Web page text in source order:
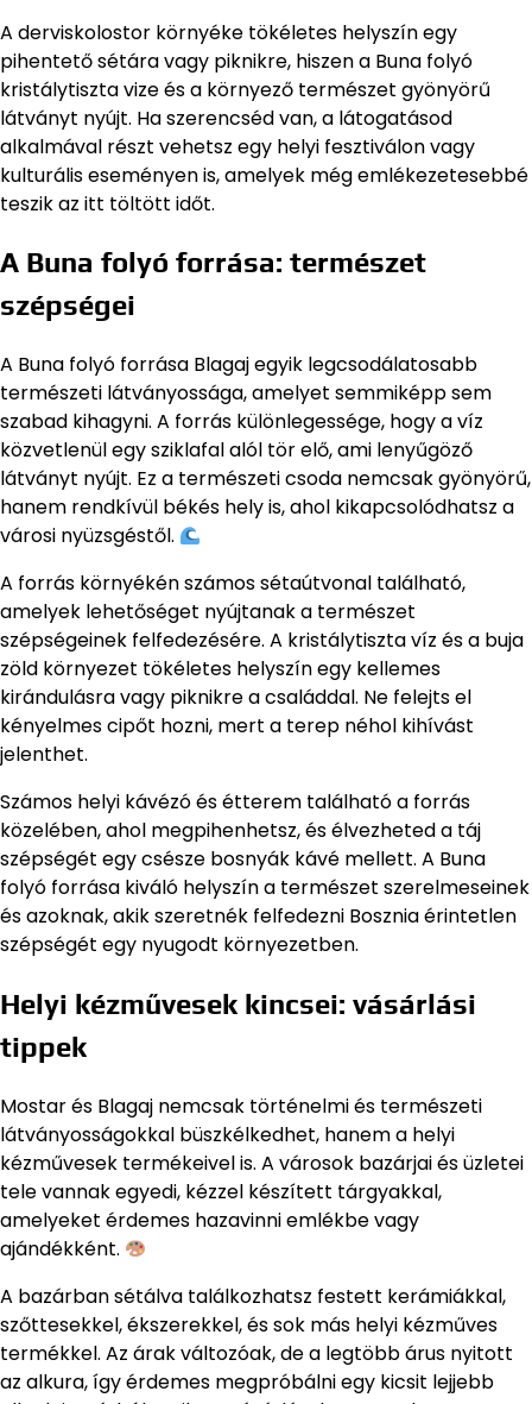
A derviskolostor környéke tökéletes helyszín egy
pihentető sétára vagy piknikre, hiszen a Buna folyó
kristálytiszta vize és a környező természet gyönyörű
látványt nyújt. Ha szerencséd van, a látogatásod
alkalmával részt vehetsz egy helyi fesztiválon vagy
kulturális eseményen is, amelyek még emlékezetesebbé
teszik az itt töltött időt.
A Buna folyó forrása: természet
szépségei
A Buna folyó forrása Blagaj egyik legcsodálatosabb
természeti látványossága, amelyet semmiképp sem
szabad kihagyni. A forrás különlegessége, hogy a víz
közvetlenül egy sziklafal alól tör elő, ami lenyűgöző
látványt nyújt. Ez a természeti csoda nemcsak gyönyörű,
hanem rendkívül békés hely is, ahol kikapcsolódhatsz a
városi nyüzsgéstől.
A forrás környékén számos sétaútvonal található,
amelyek lehetőséget nyújtanak a természet
szépségeinek felfedezésére. A kristálytiszta víz és a buja
zöld környezet tökéletes helyszín egy kellemes
kirándulásra vagy piknikre a családdal. Ne felejts el
kényelmes cipőt hozni, mert a terep néhol kihívást
jelenthet.
Számos helyi kávézó és étterem található a forrás
közelében, ahol megpihenhetsz, és élvezheted a táj
szépségét egy csésze bosnyák kávé mellett. A Buna
folyó forrása kiváló helyszín a természet szerelmeseinek
és azoknak, akik szeretnék felfedezni Bosznia érintetlen
szépségét egy nyugodt környezetben.
Helyi kézművesek kincsei: vásárlási
tippek
Mostar és Blagaj nemcsak történelmi és természeti
látványosságokkal büszkélkedhet, hanem a helyi
kézművesek termékeivel is. A városok bazárjai és üzletei
tele vannak egyedi, kézzel készített tárgyakkal,
amelyeket érdemes hazavinni emlékbe vagy
ajándékként.
A bazárban sétálva találkozhatsz festett kerámiákkal,
szőttesekkel, ékszerekkel, és sok más helyi kézműves
termékkel. Az árak változóak, de a legtöbb árus nyitott
az alkura, így érdemes megpróbálni egy kicsit lejjebb